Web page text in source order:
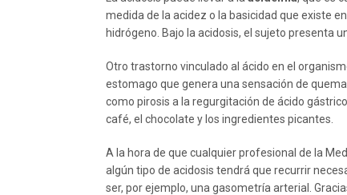
medida de la acidez o la basicidad que existe
hidrógeno. Bajo la acidosis, el sujeto presenta
Otro trastorno vinculado al ácido en el
estomago que genera una sensación de
como pirosis a la regurgitación de ácido
café, el chocolate y los ingredientes picantes.
A la hora de que cualquier profesional de la
algún tipo de acidosis tendrá que recurrir
ser, por ejemplo, una gasometría arterial.